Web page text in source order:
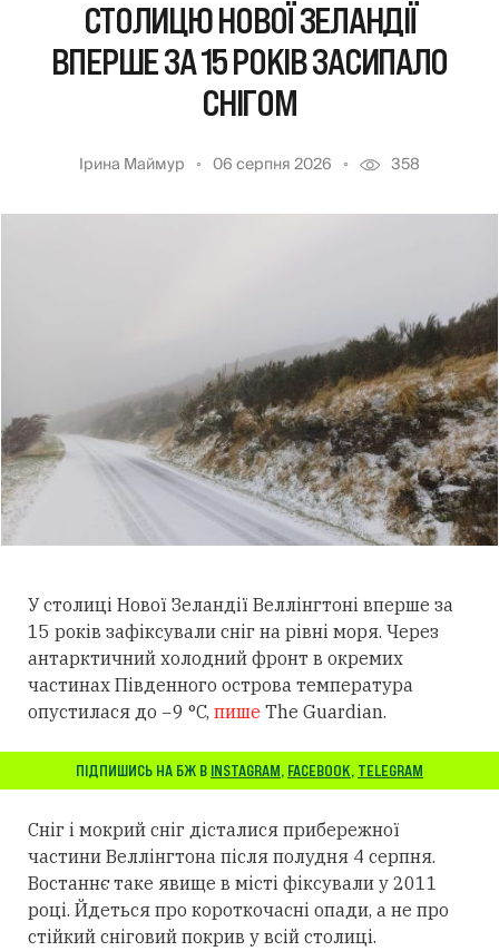
СТОЛИЦЮ НОВОЇ ЗЕЛАНДІЇ
ВПЕРШЕ ЗА 15 РОКІВ ЗАСИПАЛО
СНІГОМ
Ірина Маймур 06 серпня 2026 358
У столиці Нової Зеландії Веллінгтоні вперше за
15 років зафіксували сніг на рівні моря. Через
антарктичний холодний фронт в окремих
частинах Південного острова температура
опустилася до −9 °C, пише The Guardian.
ПІДПИШИСЬ НА БЖ В INSTAGRAM, FACEBOOK, TELEGRAM
Сніг і мокрий сніг дісталися прибережної
частини Веллінгтона після полудня 4 серпня.
Востаннє таке явище в місті фіксували у 2011
році. Йдеться про короткочасні опади, а не про
стійкий сніговий покрив у всій столиці.